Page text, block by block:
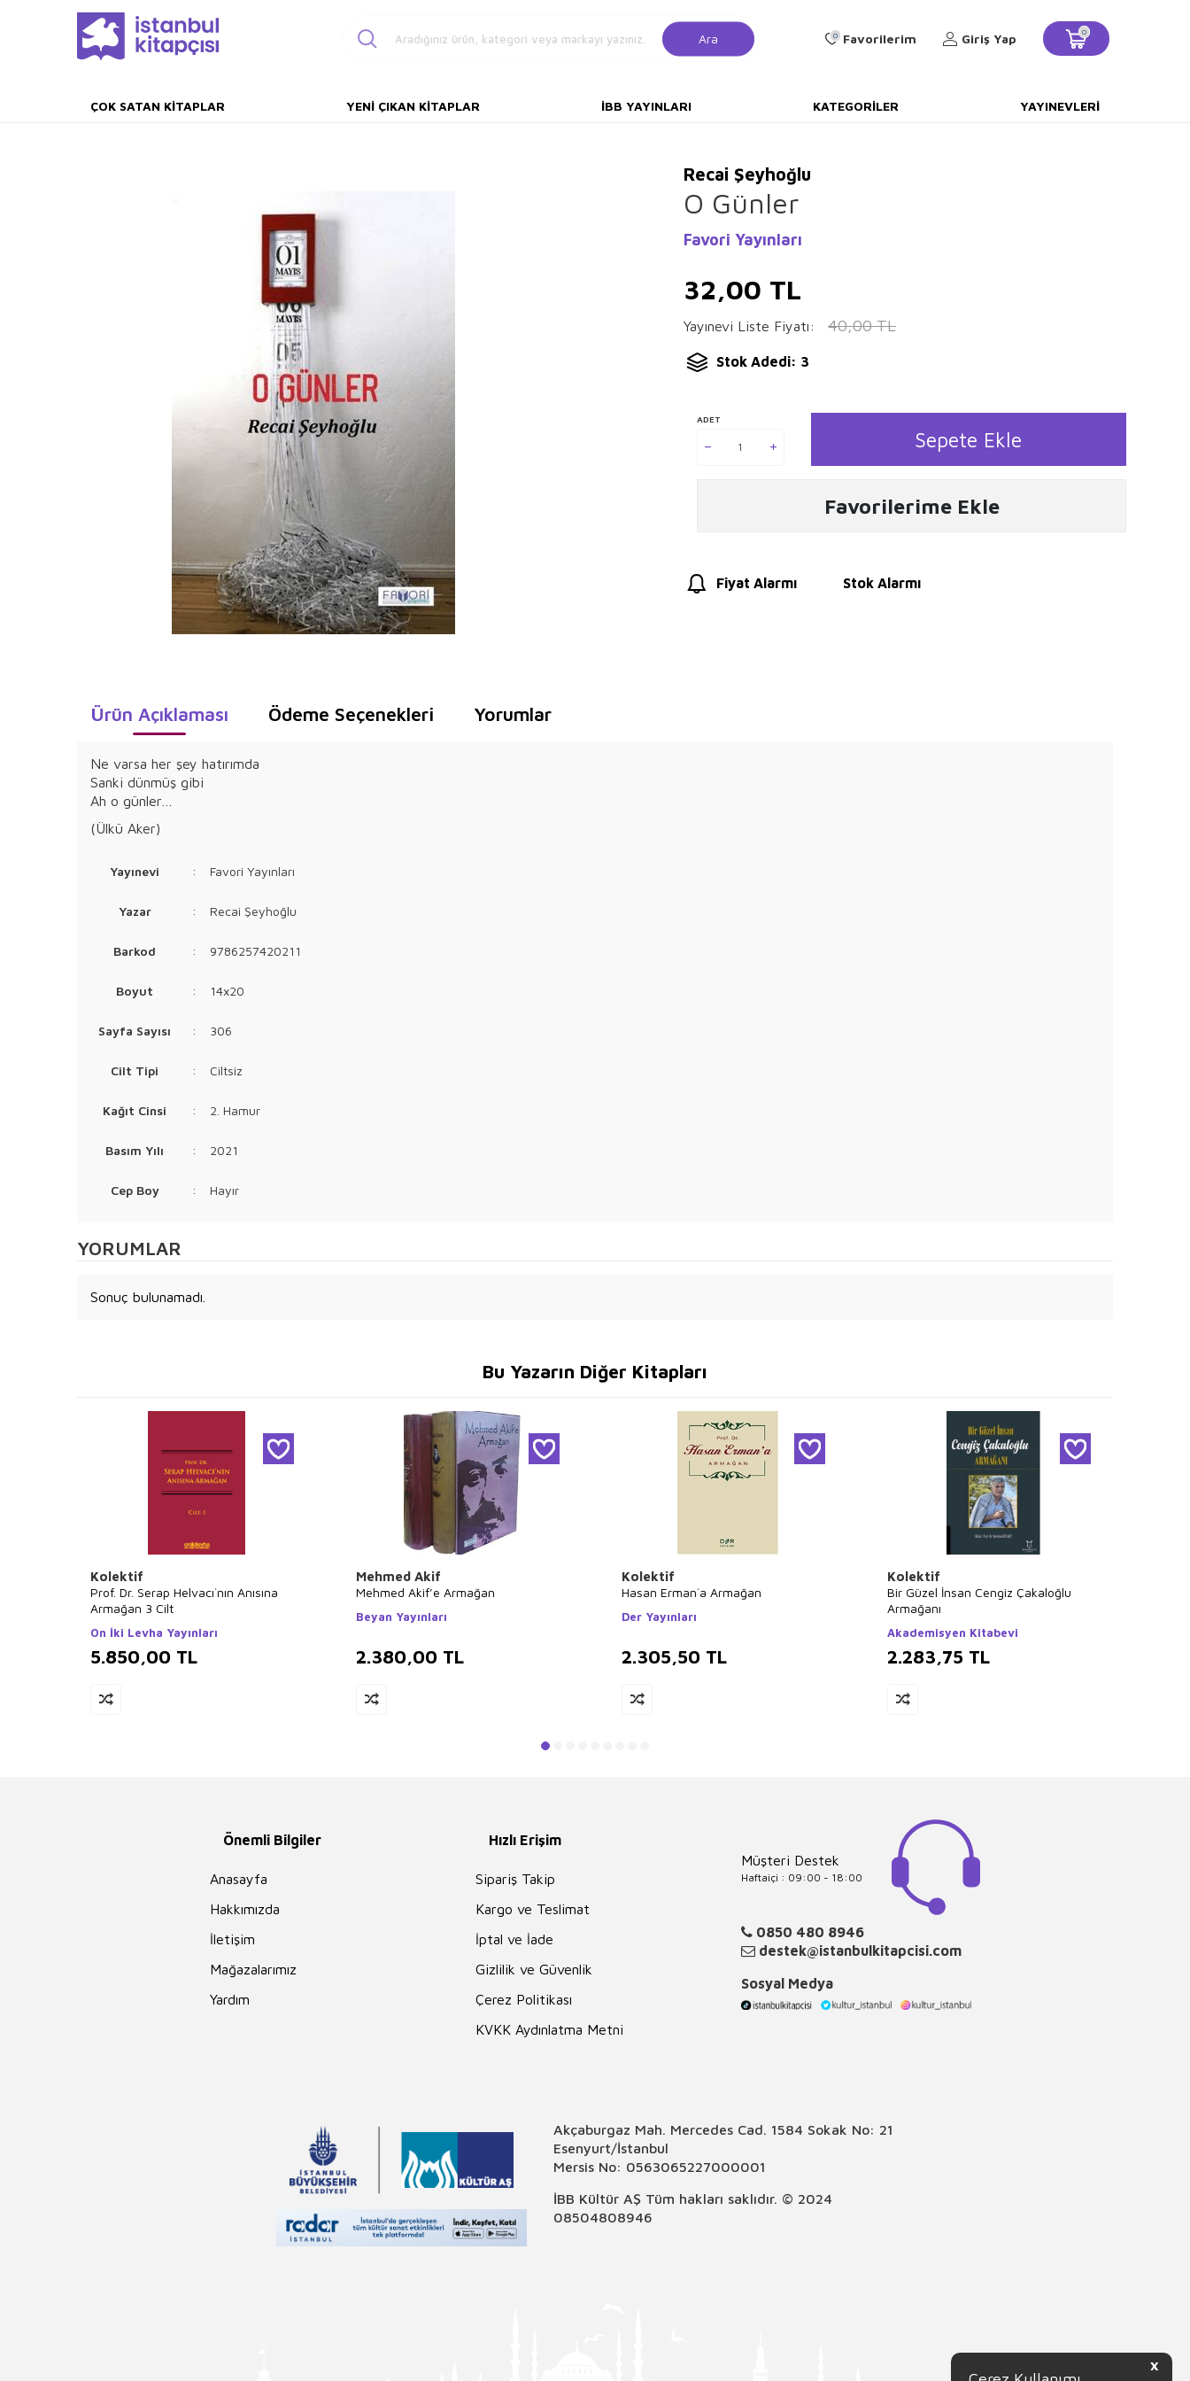
X
Ara 0 Favorilerim Giriş Yap 0
ÇOK SATAN KITAPLAR YENI ÇIKAN KITAPLAR İBB YAYINLARI KATEGORILER YAYINEVLERI
Recai Şeyhoğlu
O Günler
Favori Yayınları
32,00 TL
Yayınevi Liste Fiyatı: 40,00TL
Stok Adedi: 3
ADET
Sepete Ekle
Favorilerime Ekle
Fiyat Alarmı Stok Alarmı
Ürün Açıklaması Ödeme Seçenekleri Yorumlar
Ne varsa her şey hatırımda
Sanki dünmüş gibi
Ah o günler…
(Ülkü Aker)
Yayınevi : Favori Yayınları
Yazar : Recai Şeyhoğlu
Barkod : 9786257420211
Boyut : 14x20
Sayfa Sayısı : 306
Cilt Tipi : Ciltsiz
Kağıt Cinsi : 2. Hamur
Basım Yılı : 2021
Cep Boy : Hayır
YORUMLAR
Sonuç bulunamadı.
Bu Yazarın Diğer Kitapları
Kolektif
Prof. Dr. Serap Helvacı`nın Anısına
Armağan 3 Cilt
On İki Levha Yayınları
5.850,00 TL
Mehmed Akif
Mehmed Akif’e Armağan
Beyan Yayınları
2.380,00 TL
Kolektif
Hasan Erman`a Armağan
Der Yayınları
2.305,50 TL
Kolektif
Bir Güzel İnsan Cengiz Çakaloğlu
Armağanı
Akademisyen Kitabevi
2.283,75 TL
Önemli Bilgiler
Anasayfa
Hakkımızda
İletişim
Mağazalarımız
Yardım
Hızlı Erişim
Sipariş Takip
Kargo ve Teslimat
İptal ve İade
Gizlilik ve Güvenlik
Çerez Politikası
KVKK Aydınlatma Metni
Müşteri Destek
Haftaiçi : 09:00 - 18:00
0850 480 8946
destek@istanbulkitapcisi.com
Sosyal Medya
Akçaburgaz Mah. Mercedes Cad. 1584 Sokak No: 21
Esenyurt/İstanbul
Mersis No: 0563065227000001
İBB Kültür AŞ Tüm hakları saklıdır. © 2024
08504808946